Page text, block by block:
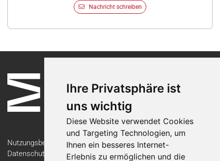
Ihre Privatsphäre ist
uns wichtig
Diese Website verwendet Cookies
und Targeting Technologien, um
Ihnen ein besseres Internet-
Erlebnis zu ermöglichen und die
Nachricht schreiben
Nutzungsbedingungen
Datenschutzerklärung